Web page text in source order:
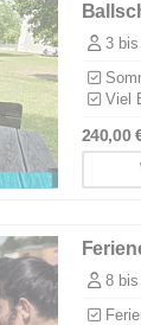
3 bis
Viel
240,00
8 bis